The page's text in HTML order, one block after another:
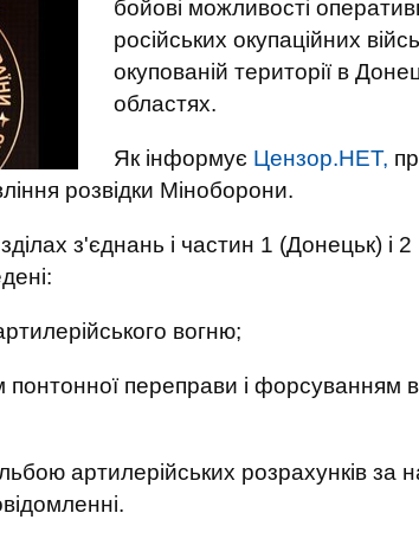
бойові можливості
російських окупаційних
окупованій території в
областях.
Як інформує Цензор.НЕТ,
розвідки Міноборони.
з'єднань і частин 1 (Донецьк) і 2
вогню;
понтонної переправи і форсуванням
артилерійських розрахунків за